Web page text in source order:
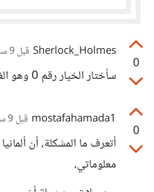
0
Sherlock_Holmes قبل 9 سنوات
سأختار الخيار رقم 0 وهو الغير موجود في مجموعتك.
0
mostafahamada1 قبل 9 سنوات
أتعرف ما المشكلة، أن
معلوماتي،